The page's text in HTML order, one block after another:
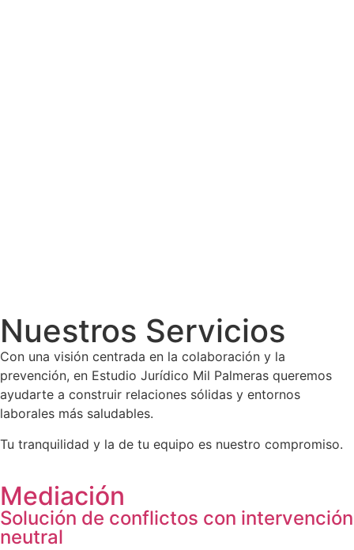
Nuestros Servicios
Con una visión centrada en la colaboración y la
prevención, en Estudio Jurídico Mil Palmeras queremos
ayudarte a construir relaciones sólidas y entornos
laborales más saludables.
Tu tranquilidad y la de tu equipo es nuestro compromiso.
Mediación
Solución de conflictos con intervención
neutral